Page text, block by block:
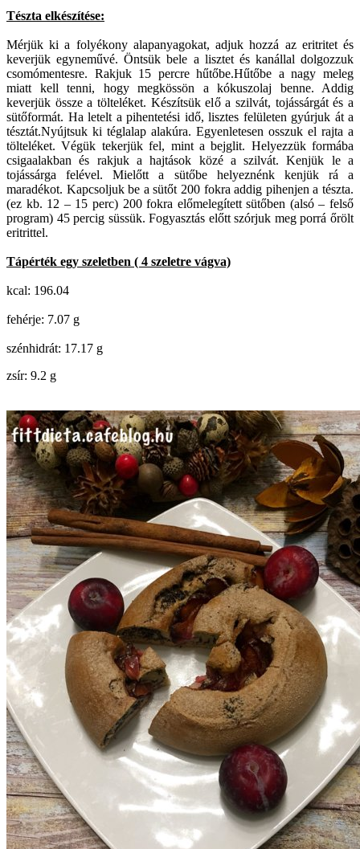
Tészta elkészítése:
Mérjük ki a folyékony alapanyagokat, adjuk hozzá az eritritet és
keverjük egyneművé. Öntsük bele a lisztet és kanállal dolgozzuk
csomómentesre. Rakjuk 15 percre hűtőbe.Hűtőbe a nagy meleg
miatt kell tenni, hogy megkössön a kókuszolaj benne. Addig
keverjük össze a tölteléket. Készítsük elő a szilvát, tojássárgát és a
sütőformát. Ha letelt a pihentetési idő, lisztes felületen gyúrjuk át a
tésztát.Nyújtsuk ki téglalap alakúra. Egyenletesen osszuk el rajta a
tölteléket. Végük tekerjük fel, mint a bejglit. Helyezzük formába
csigaalakban és rakjuk a hajtások közé a szilvát. Kenjük le a
tojássárga felével. Mielőtt a sütőbe helyeznénk kenjük rá a
maradékot. Kapcsoljuk be a sütőt 200 fokra addig pihenjen a tészta.
(ez kb. 12 – 15 perc) 200 fokra előmelegített sütőben (alsó – felső
program) 45 percig süssük. Fogyasztás előtt szórjuk meg porrá őrölt
eritrittel.
Tápérték egy szeletben ( 4 szeletre vágva)
kcal: 196.04
fehérje: 7.07 g
szénhidrát: 17.17 g
zsír: 9.2 g